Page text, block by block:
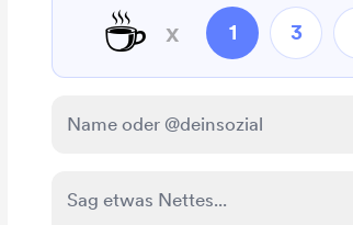
☕ x 1 3